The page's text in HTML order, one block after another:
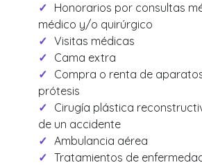
Honorarios por consultas
médico y/o quirúrgico
Visitas médicas
Cama extra
Compra o renta de
prótesis
Cirugía plástica
de un accidente
Ambulancia aérea
Tratamientos de